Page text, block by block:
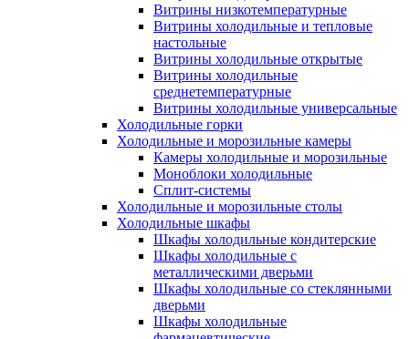
Витрины низкотемпературные
Витрины холодильные и тепловые
настольные
Витрины холодильные открытые
Витрины холодильные
среднетемпературные
Витрины холодильные универсальные
Холодильные горки
Холодильные и морозильные камеры
Камеры холодильные и морозильные
Моноблоки холодильные
Сплит-системы
Холодильные и морозильные столы
Холодильные шкафы
Шкафы холодильные кондитерские
Шкафы холодильные с
металлическими дверьми
Шкафы холодильные со стеклянными
дверьми
Шкафы холодильные